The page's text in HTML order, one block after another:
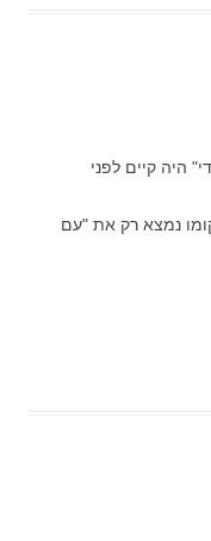
היה קיים לפני
נמצא רק את "עם